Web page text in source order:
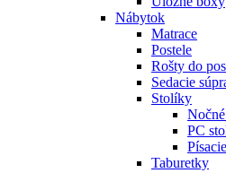
Nábytok
Matrace
Postele
Rošty do
Sedacie
Stolíky
PC
Taburetky